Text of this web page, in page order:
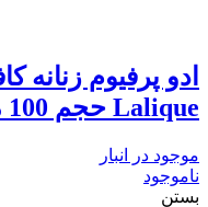
Lalique حجم 100 میلی لیتر
موجود در انبار
ناموجود
بستن